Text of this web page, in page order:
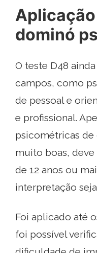
dominó
O teste D48
campos, como
de pessoal e
e profissional.
psicométricas de
muito boas,
de 12 anos ou
interpretação
Foi aplicado até
foi possível